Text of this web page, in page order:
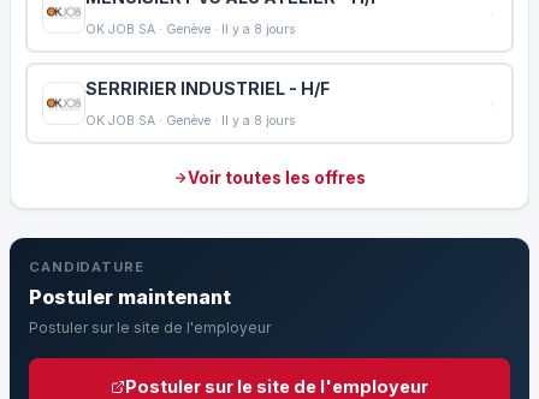
OK JOB SA · Genève · Il y a 8 jours
SERRIRIER INDUSTRIEL - H/F
OK JOB SA · Genève · Il y a 8 jours
Voir toutes les offres
CANDIDATURE
Postuler maintenant
Postuler sur le site de l'employeur
Postuler sur le site de l'employeur